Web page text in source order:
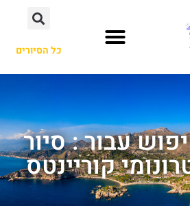
כל הסיורים
עבור : סיור
קוריינטס